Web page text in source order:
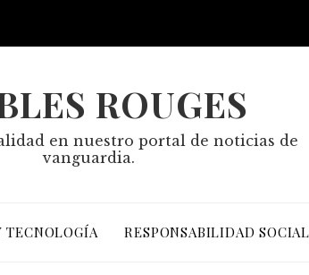
ROUGES
en nuestro portal de noticias de
vanguardia.
TECNOLOGÍA RESPONSABILIDAD SOCIAL